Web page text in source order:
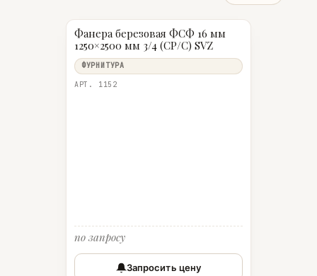
Фанера березовая ФСФ 16 мм
1250×2500 мм 3/4 (СР/C) SVZ
ФУРНИТУРА
АРТ. 1152
по запросу
Запросить цену